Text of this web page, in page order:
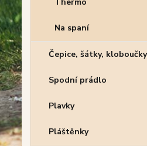
Thermo
Na spaní
Čepice, šátky,
Spodní prádlo
Plavky
Pláštěnky